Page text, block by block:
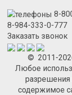
8-
8-984-333-0-777
Заказать звонок
© 2011-
Любое
содержимое